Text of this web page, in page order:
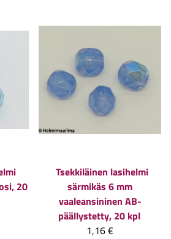
20
Tsekkiläinen lasihelmi
särmikäs 6 mm
vaaleansininen AB-
päällystetty, 20 kpl
1,16 €